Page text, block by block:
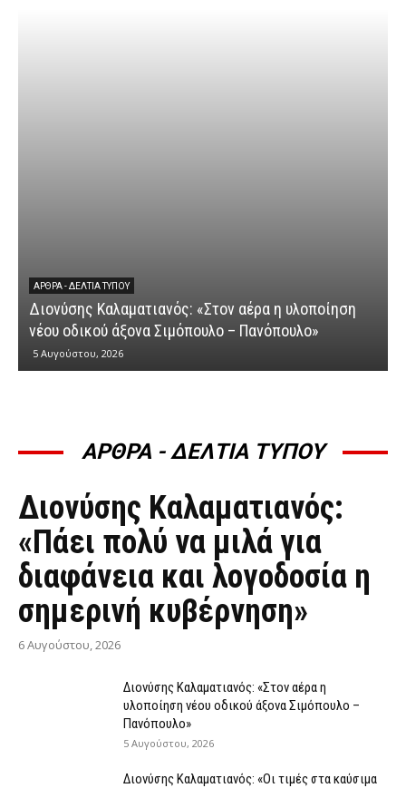
ΆΡΘΡΑ - ΔΕΛΤΊΑ ΤΎΠΟΥ
Διονύσης Καλαματιανός: «Στον αέρα η υλοποίηση
νέου οδικού άξονα Σιμόπουλο – Πανόπουλο»
5 Αυγούστου, 2026
ΑΡΘΡΑ - ΔΕΛΤΙΑ ΤΥΠΟΥ
ΆΡΘΡΑ - ΔΕΛΤΊΑ ΤΎΠΟΥ
Διονύσης Καλαματιανός:
«Πάει πολύ να μιλά για
διαφάνεια και λογοδοσία η
σημερινή κυβέρνηση»
6 Αυγούστου, 2026
Διονύσης Καλαματιανός: «Στον αέρα η
υλοποίηση νέου οδικού άξονα Σιμόπουλο –
Πανόπουλο»
5 Αυγούστου, 2026
Διονύσης Καλαματιανός: «Οι τιμές στα καύσιμα